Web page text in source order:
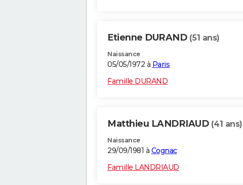
Etienne DURAND (51 ans)
Naissance
05/05/1972 à Paris
Famille DURAND
Matthieu LANDRIAUD (41 ans)
Naissance
29/09/1981 à Cognac
Famille LANDRIAUD